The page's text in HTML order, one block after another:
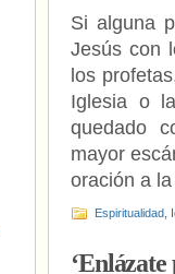
Si alguna
Jesús con
los
Iglesia o
quedado
mayor
oración a
Espiritualidad